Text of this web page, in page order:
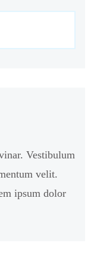
Vestibulum
velit.
ipsum dolor